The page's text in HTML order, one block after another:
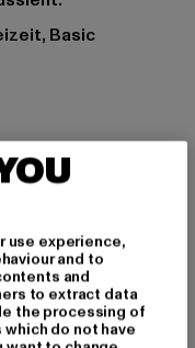
Basic
35%
|info@tbint.de
use experience,
and to
and
to extract data
the processing of
do not have